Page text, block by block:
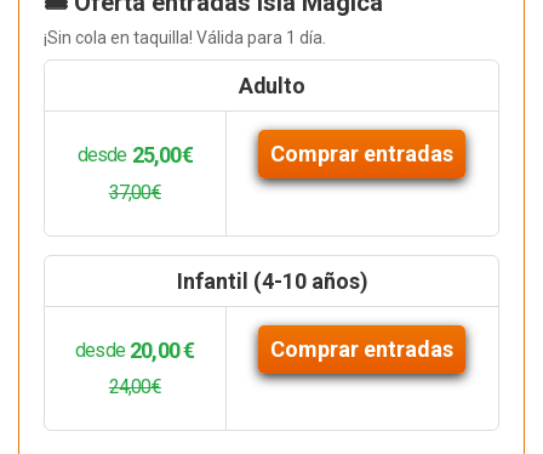
¡Sin cola en taquilla! Válida para 1 día.
Adulto
desde 25,00€
37,00€
Comprar entradas
Infantil (4-10 años)
desde 20,00 €
24,00€
Comprar entradas